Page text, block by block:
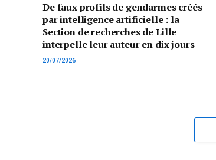
De faux profils de gendarmes créés
par intelligence artificielle : la
Section de recherches de Lille
interpelle leur auteur en dix jours
20/07/2026